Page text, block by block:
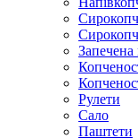
Запечена
Рулети
Сало
Паштети